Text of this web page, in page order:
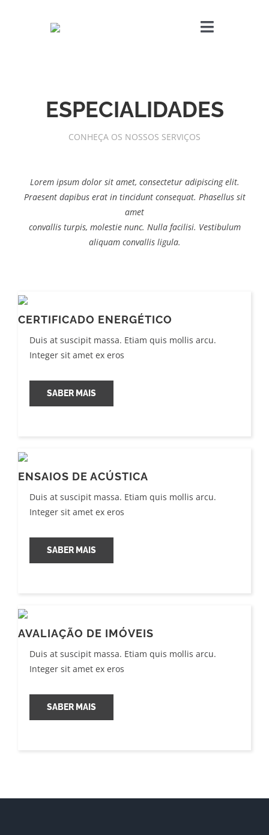
Toggle
ENSAIOS DE
AVALIAÇÃO DE
CONTATOS
ESPECIALIDADES
CONHEÇA OS NOSSOS SERVIÇOS
Lorem ipsum dolor sit amet, consectetur adipiscing elit.
Praesent dapibus erat in tincidunt consequat. Phasellus sit
amet
convallis turpis, molestie nunc. Nulla facilisi. Vestibulum
aliquam convallis ligula.
CERTIFICADO ENERGÉTICO
Duis at suscipit massa. Etiam quis mollis arcu.
Integer sit amet ex eros
SABER MAIS
ENSAIOS DE ACÚSTICA
Duis at suscipit massa. Etiam quis mollis arcu.
Integer sit amet ex eros
SABER MAIS
AVALIAÇÃO DE IMÓVEIS
Duis at suscipit massa. Etiam quis mollis arcu.
Integer sit amet ex eros
SABER MAIS